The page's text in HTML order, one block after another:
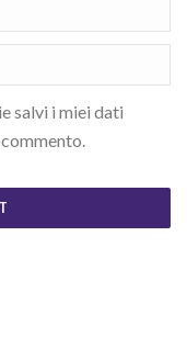
salvi i miei dati